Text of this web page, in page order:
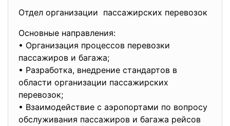
Отдел организации пассажирских перевозок
Основные направления:
• Организация процессов перевозки
пассажиров и багажа;
• Разработка, внедрение стандартов в
области организации пассажирских
перевозок;
• Взаимодействие с аэропортами по вопросу
обслуживания пассажиров и багажа рейсов